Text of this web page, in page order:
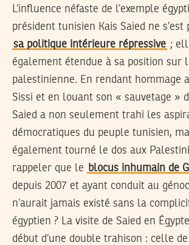
L’influence néfaste de l’exemple
président tunisien Kais Saied ne
sa politique intérieure répressive ;
également étendue à sa position sur
palestinienne. En rendant hommage
Sissi et en louant son « sauvetage »
Saied a non seulement trahi les
démocratiques du peuple tunisien,
également tourné le dos aux
rappeler que le blocus inhumain de
depuis 2007 et ayant conduit au
n’aurait jamais existé sans la
égyptien ? La visite de Saied en
début d’une double trahison : celle de